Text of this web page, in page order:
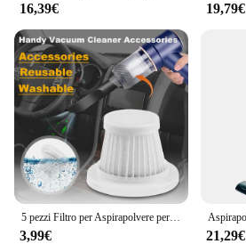
16,39€ 19,79€
5 pezzi Filtro per Aspirapolvere per Auto Lavabile Filtro per Aspirapolvere Senza Fili Cartucce Riutilizzabili per Aspirapolvere Accessori per Aspirapolvere
3,99€ 21,29€